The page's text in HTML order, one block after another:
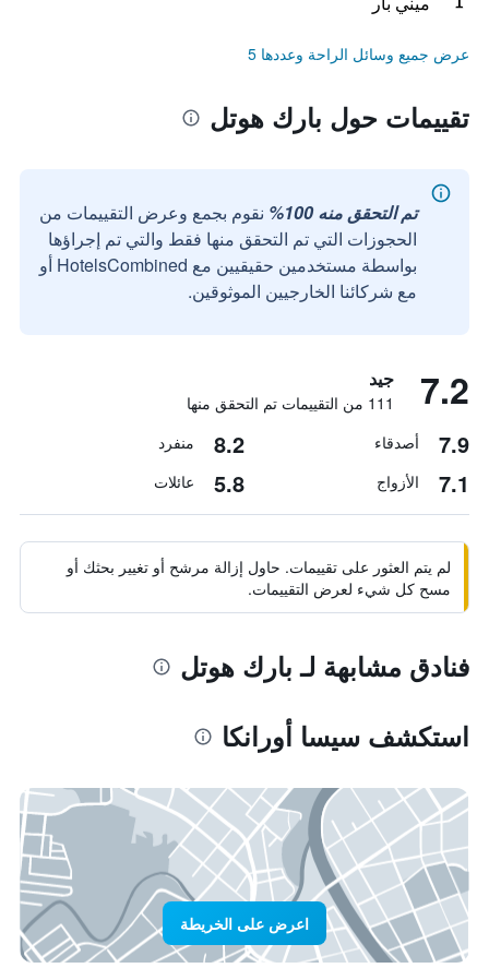
عرض جميع وسائل الراحة وعددها 5
تقييمات حول بارك هوتل
تم التحقق منه 100%
نقوم بجمع وعرض التقييمات من
الحجوزات التي تم التحقق منها فقط والتي تم إجراؤها
بواسطة مستخدمين حقيقيين مع HotelsCombined أو
مع شركائنا الخارجيين الموثوقين.
7.2 جيد
111 من التقييمات تم التحقق منها
7.9 أصدقاء 8.2 منفرد
7.1 الأزواج 5.8 عائلات
لم يتم العثور على تقييمات. حاول إزالة مرشح أو تغيير بحثك أو
مسح كل شيء لعرض التقييمات.
فنادق مشابهة لـ بارك هوتل
استكشف سيسا أورانكا
اعرض على الخريطة